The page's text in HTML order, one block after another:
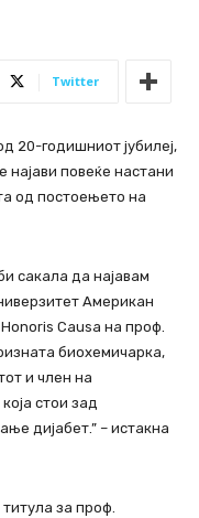
Twitter
20-годишниот јубилеј,
најави повеќе настани
од постоењето на
сакала да најавам
Американ
Causa на проф.
биохемичарка,
и член на
стои зад
дијабет.” – истакна
за проф.